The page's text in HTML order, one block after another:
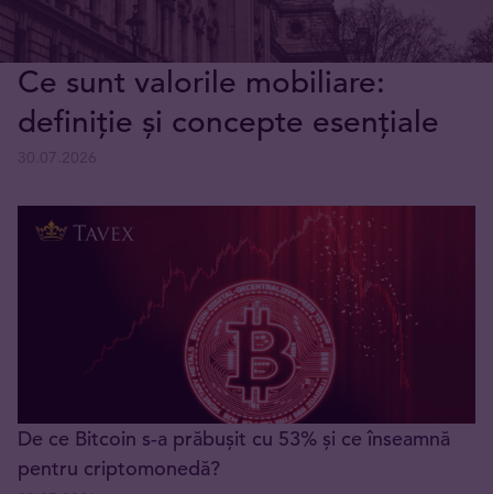
Ce sunt valorile mobiliare:
definiție și concepte esențiale
De ce Bitcoin s-a prăbușit cu 53% și ce înseamnă
pentru criptomonedă?